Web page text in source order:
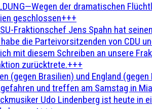
der dramatischen
geschlossen+++
Fraktionschef Jens Spahn hat
die Parteivorsitzenden von CDU
mit diesem Schreiben an unsere
zurücktrete.+++
(gegen Brasilien) und England
und treffen am Samstag in
Udo Lindenberg ist heute in